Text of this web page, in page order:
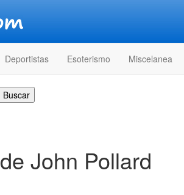
Deportistas Esoterismo Miscelanea
John Pollard